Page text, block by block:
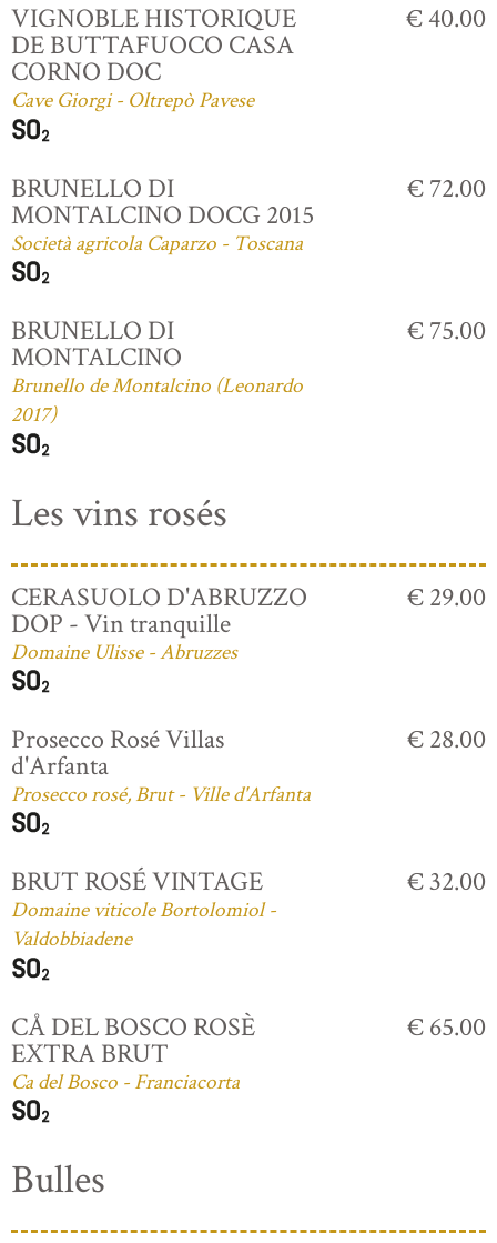
VIGNOBLE HISTORIQUE
DE BUTTAFUOCO CASA
CORNO DOC
Cave Giorgi - Oltrepò Pavese
€ 40.00
BRUNELLO DI
MONTALCINO DOCG 2015
Società agricola Caparzo - Toscana
€ 72.00
BRUNELLO DI
MONTALCINO
Brunello de Montalcino (Leonardo
2017)
€ 75.00
Les vins rosés
CERASUOLO D'ABRUZZO
DOP - Vin tranquille
Domaine Ulisse - Abruzzes
€ 29.00
Prosecco Rosé Villas
d'Arfanta
Prosecco rosé, Brut - Ville d'Arfanta
€ 28.00
BRUT ROSÉ VINTAGE
Domaine viticole Bortolomiol -
Valdobbiadene
€ 32.00
CÅ DEL BOSCO ROSÈ
EXTRA BRUT
Ca del Bosco - Franciacorta
€ 65.00
Bulles